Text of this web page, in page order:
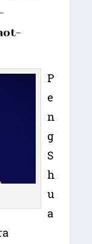
P
e
n
g
S
h
u
a